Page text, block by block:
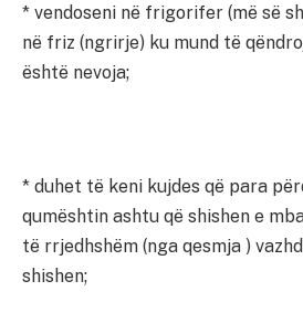
* vendoseni në frigorifer (më së
në friz (ngrirje) ku mund të
është nevoja;
* duhet të keni kujdes që para
qumështin ashtu që shishen e
të rrjedhshëm (nga qesmja )
shishen;